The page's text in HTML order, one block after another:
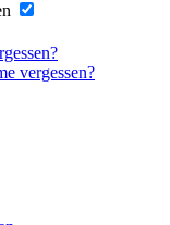
vergessen?